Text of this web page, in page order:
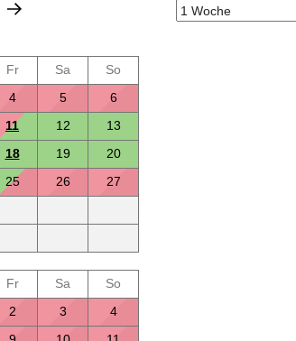
Fr Sa
So
4 5
6
11 12
13
18 19
20
25 26
27
Fr Sa
So
2 3
4